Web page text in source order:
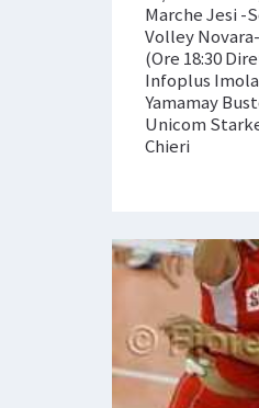
Marche Jesi -
Volley
(Ore 18:30
Infoplus
Yamamay
Unicom
Chieri